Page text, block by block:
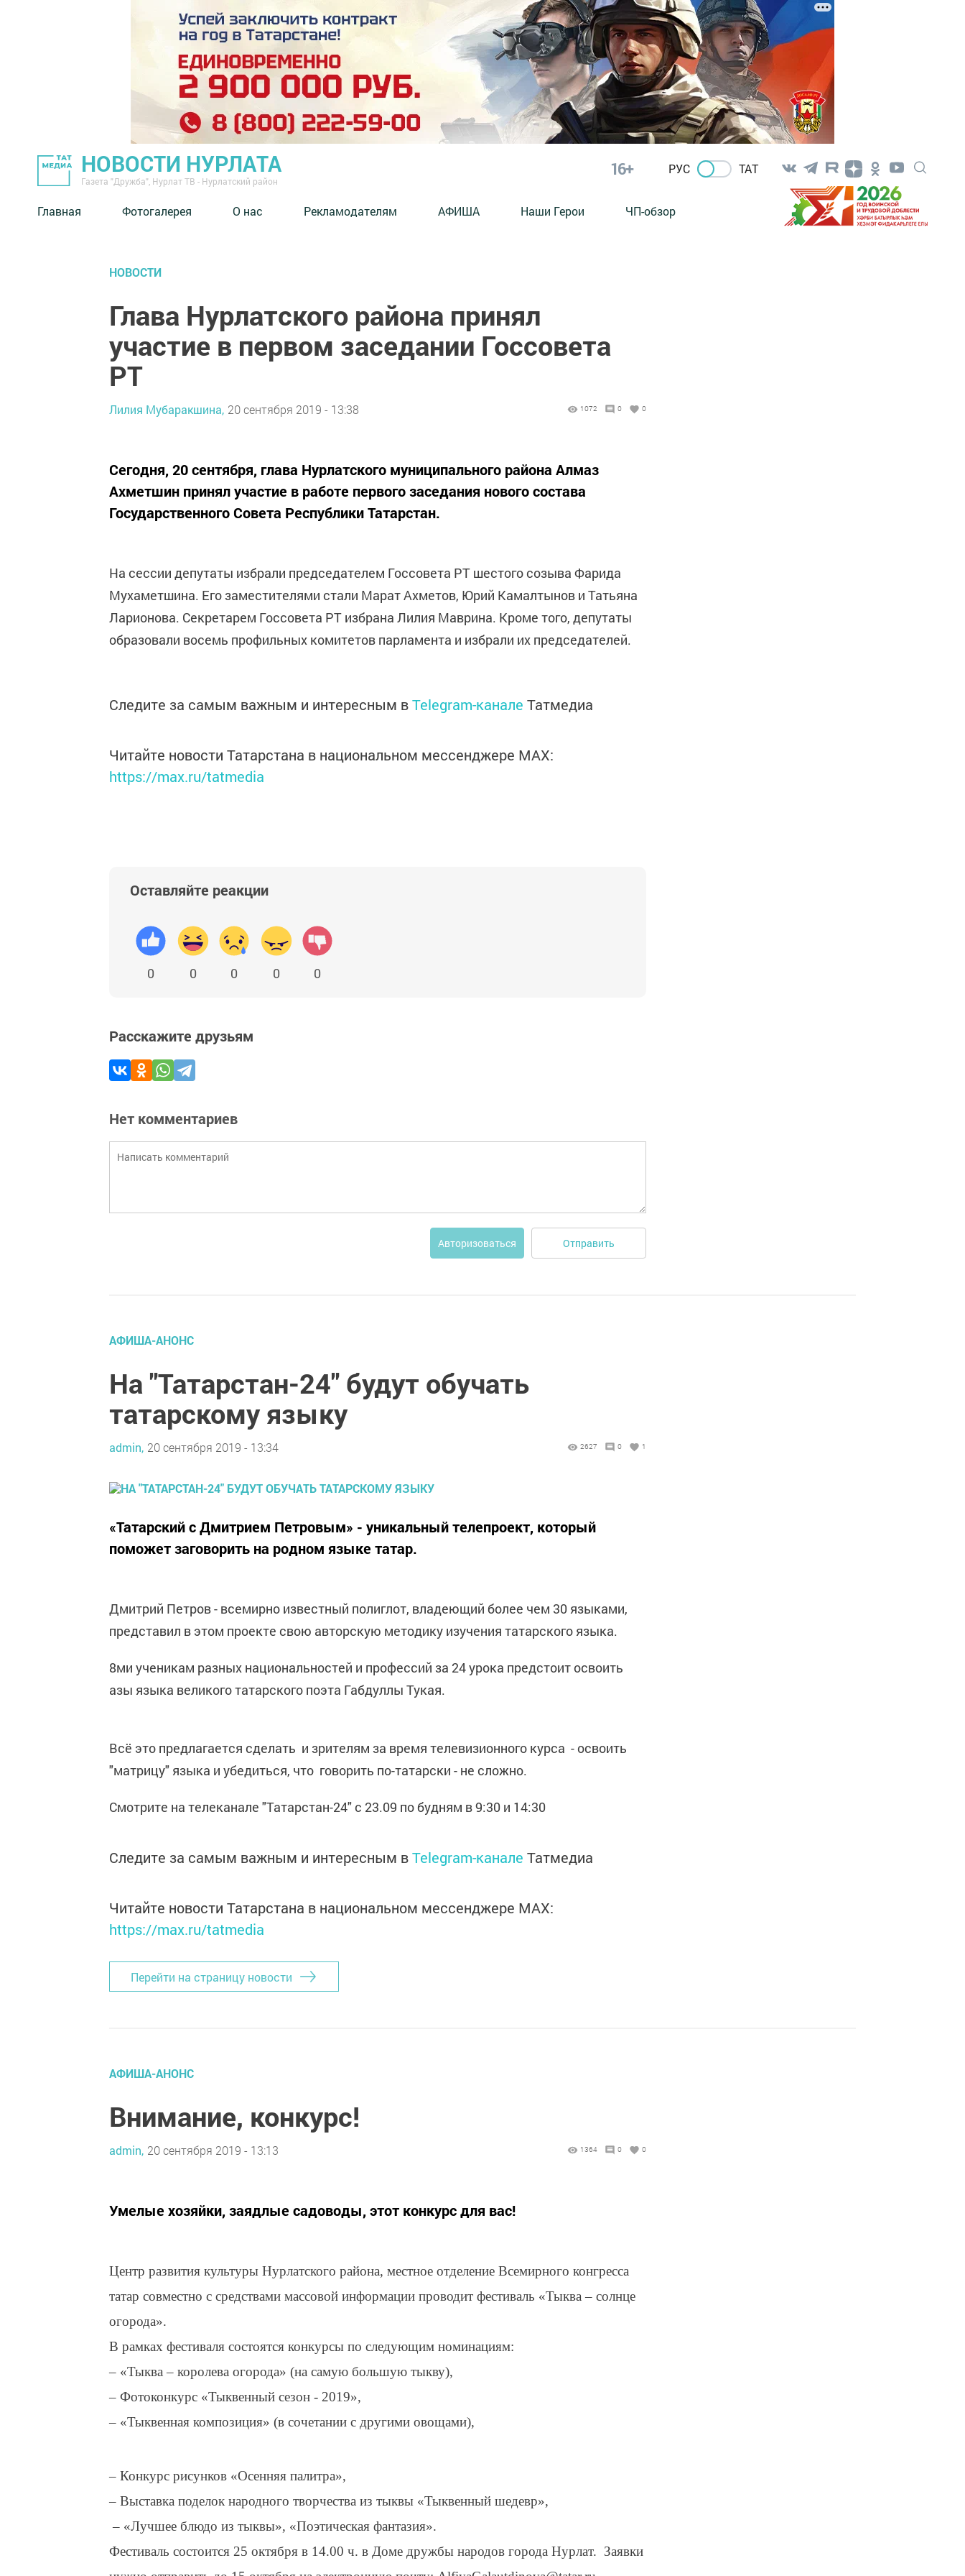
НОВОСТИ НУРЛАТА
Газета "Дружба", Нурлат ТВ - Нурлатский район
16+ РУС ТАТ
Главная Фотогалерея О нас Рекламодателям АФИША Наши Герои ЧП-обзор
НОВОСТИ
Глава Нурлатского района принял
участие в первом заседании Госсовета
РТ
Лилия Мубаракшина, 20 сентября 2019 - 13:38 1072 0 0
Сегодня, 20 сентября, глава Нурлатского муниципального района Алмаз
Ахметшин принял участие в работе первого заседания нового состава
Государственного Совета Республики Татарстан.
На сессии депутаты избрали председателем Госсовета РТ шестого созыва Фарида
Мухаметшина. Его заместителями стали Марат Ахметов, Юрий Камалтынов и Татьяна
Ларионова. Секретарем Госсовета РТ избрана Лилия Маврина. Кроме того, депутаты
образовали восемь профильных комитетов парламента и избрали их председателей.
Следите за самым важным и интересным вTelegram-канале Татмедиа
Читайте новости Татарстана в национальном мессенджере MАХ:
https://max.ru/tatmedia
Оставляйте реакции
0 0 0 0 0
Расскажите друзьям
Нет комментариев
Авторизоваться Отправить
АФИША-АНОНС
На "Татарстан-24" будут обучать
татарскому языку
admin, 20 сентября 2019 - 13:34 2627 0 1
«Татарский с Дмитрием Петровым» - уникальный телепроект, который
поможет заговорить на родном языке татар.
Дмитрий Петров - всемирно известный полиглот, владеющий более чем 30 языками,
представил в этом проекте свою авторскую методику изучения татарского языка.
8ми ученикам разных национальностей и профессий за 24 урока предстоит освоить
азы языка великого татарского поэта Габдуллы Тукая.
Всё это предлагается сделать и зрителям за время телевизионного курса - освоить
"матрицу" языка и убедиться, что говорить по-татарски - не сложно.
Смотрите на телеканале "Татарстан-24" с 23.09 по будням в 9:30 и 14:30
Следите за самым важным и интересным вTelegram-канале Татмедиа
Читайте новости Татарстана в национальном мессенджере MАХ:
https://max.ru/tatmedia
Перейти на страницу новости
АФИША-АНОНС
Внимание, конкурс!
admin, 20 сентября 2019 - 13:13 1364 0 0
Умелые хозяйки, заядлые садоводы, этот конкурс для вас!
Центр развития культуры Нурлатского района, местное отделение Всемирного конгресса
татар совместно с средствами массовой информации проводит фестиваль «Тыква – солнце
огорода».
В рамках фестиваля состоятся конкурсы по следующим номинациям:
– «Тыква – королева огорода» (на самую большую тыкву),
– Фотоконкурс «Тыквенный сезон - 2019»,
– «Тыквенная композиция» (в сочетании с другими овощами),
– Конкурс рисунков «Осенняя палитра»,
– Выставка поделок народного творчества из тыквы «Тыквенный шедевр»,
– «Лучшее блюдо из тыквы», «Поэтическая фантазия».
Фестиваль состоится 25 октября в 14.00 ч. в Доме дружбы народов города Нурлат. Заявки